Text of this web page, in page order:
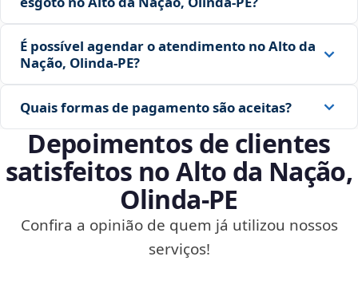
É possível agendar o atendimento no Alto da
Nação, Olinda‑PE?
Quais formas de pagamento são aceitas?
Depoimentos de clientes
satisfeitos no Alto da Nação,
Olinda‑PE
Confira a opinião de quem já utilizou nossos
serviços!